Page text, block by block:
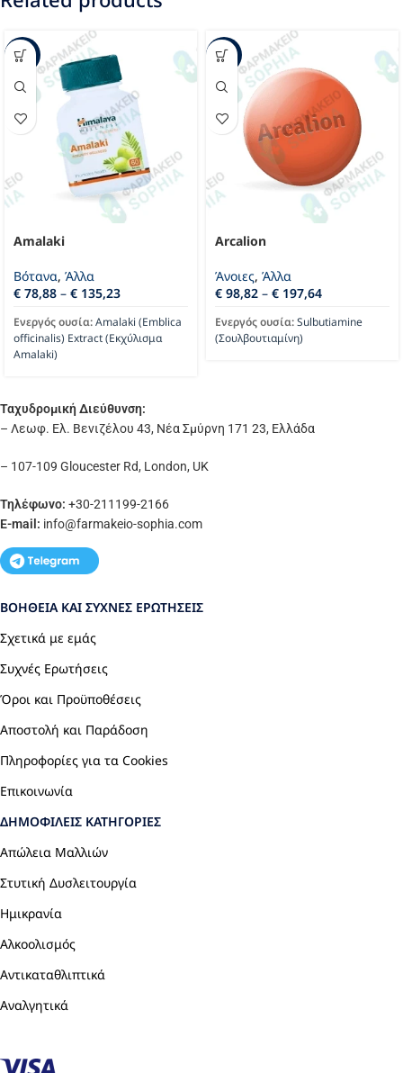
-43%
Amalaki
Βότανα, Άλλα
€ 78,88 – € 135,23
Ενεργός ουσία:Amalaki (Emblica
officinalis) Extract (Εκχύλισμα
Amalaki)
-33%
Arcalion
Άνοιες, Άλλα
€ 98,82 – € 197,64
Ενεργός ουσία:Sulbutiamine
(Σουλβουτιαμίνη)
Ταχυδρομική Διεύθυνση:
– Λεωφ. Ελ. Βενιζέλου 43, Νέα Σμύρνη 171 23, Ελλάδα
– 107-109 Gloucester Rd, London, UK
Τηλέφωνο: +30-211199-2166
E-mail: info@farmakeio-sophia.com
ΒΟΉΘΕΙΑ ΚΑΙ ΣΥΧΝΈΣ ΕΡΩΤΉΣΕΙΣ
Σχετικά με εμάς
Συχνές Ερωτήσεις
Όροι και Προϋποθέσεις
Αποστολή και Παράδοση
Πληροφορίες για τα Cookies
Επικοινωνία
ΔΗΜΟΦΙΛΕΊΣ ΚΑΤΗΓΟΡΊΕΣ
Απώλεια Μαλλιών
Στυτική Δυσλειτουργία
Ημικρανία
Αλκοολισμός
Αντικαταθλιπτικά
Αναλγητικά